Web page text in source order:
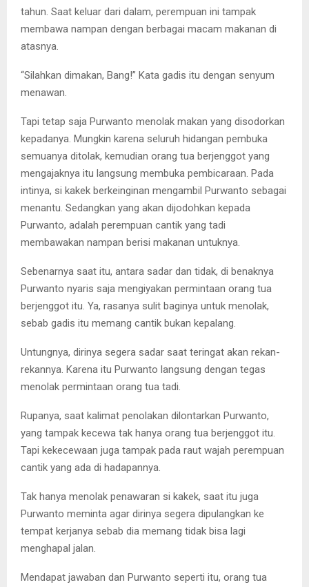
tahun. Saat keluar dari dalam, perempuan ini tampak
membawa nampan dengan berbagai macam makanan di
atasnya.
“Silahkan dimakan, Bang!” Kata gadis itu dengan senyum
menawan.
Tapi tetap saja Purwanto menolak makan yang disodorkan
kepadanya. Mungkin karena seluruh hidangan pembuka
semuanya ditolak, kemudian orang tua berjenggot yang
mengajaknya itu langsung membuka pembicaraan. Pada
intinya, si kakek berkeinginan mengambil Purwanto sebagai
menantu. Sedangkan yang akan dijodohkan kepada
Purwanto, adalah perempuan cantik yang tadi
membawakan nampan berisi makanan untuknya.
Sebenarnya saat itu, antara sadar dan tidak, di benaknya
Purwanto nyaris saja mengiyakan permintaan orang tua
berjenggot itu. Ya, rasanya sulit baginya untuk menolak,
sebab gadis itu memang cantik bukan kepalang.
Untungnya, dirinya segera sadar saat teringat akan rekan-
rekannya. Karena itu Purwanto langsung dengan tegas
menolak permintaan orang tua tadi.
Rupanya, saat kalimat penolakan dilontarkan Purwanto,
yang tampak kecewa tak hanya orang tua berjenggot itu.
Tapi kekecewaan juga tampak pada raut wajah perempuan
cantik yang ada di hadapannya.
Tak hanya menolak penawaran si kakek, saat itu juga
Purwanto meminta agar dirinya segera dipulangkan ke
tempat kerjanya sebab dia memang tidak bisa lagi
menghapal jalan.
Mendapat jawaban dan Purwanto seperti itu, orang tua